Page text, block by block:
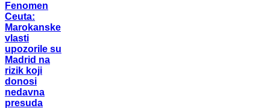
Fenomen
Ceuta:
Marokanske
vlasti
upozorile su
Madrid na
rizik koji
donosi
nedavna
presuda